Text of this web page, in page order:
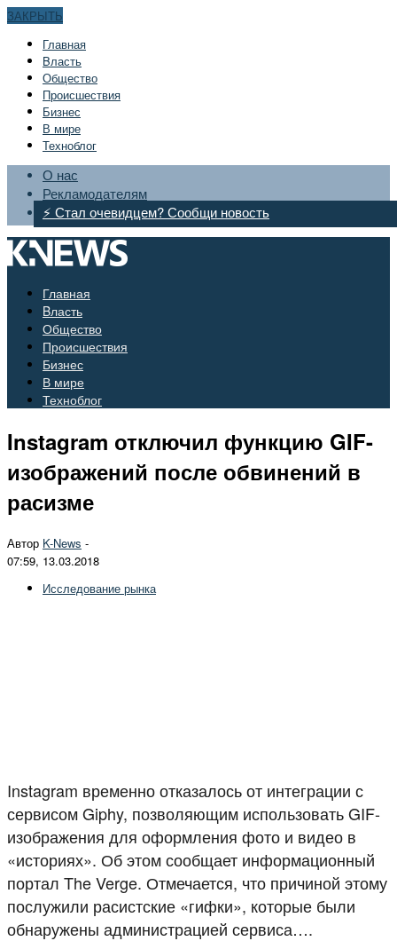
ЗАКРЫТЬ
Главная
Bласть
Общество
Происшествия
Бизнес
В мире
Техноблог
О нас
Рекламодателям
⚡ Стал очевидцем? Сообщи новость
Главная
Bласть
Общество
Происшествия
Бизнес
В мире
Техноблог
Instagram отключил функцию GIF-
изображений после обвинений в
расизме
Автор K-News -
07:59, 13.03.2018
Исследование рынка
Instagram временно отказалось от интеграции с
сервисом Giphy, позволяющим использовать GIF-
изображения для оформления фото и видео в
«историях». Об этом сообщает информационный
портал The Verge. Отмечается, что причиной этому
послужили расистские «гифки», которые были
обнаружены администрацией сервиса….